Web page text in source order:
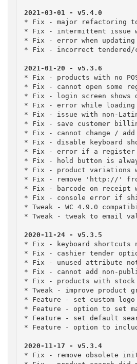
* Fix - major refactoring
* Fix - intermittent issue
* Fix - error when updating
* Fix - incorrect tendered/
* Fix - products with no
* Fix - cannot open some
* Fix - login screen shows
* Fix - error while loading
* Fix - issue with non-
* Fix - save customer
* Fix - cannot change /
* Fix - disable keyboard
* Fix - error if a register
* Fix - hold button is
* Fix - product variations
* Fix - remove 'http://'
* Fix - barcode on receipt
* Fix - console error if
* Tweak - WC 4.9.0
* Tweak - tweak to email
* Fix - keyboard shortcuts
* Fix - cashier tender
* Fix - unused attribute
* Fix - cannot add non-
* Fix - products with
* Tweak - improve product
* Feature - set custom
* Feature - option to set
* Feature - set default
* Feature - option to
* Fix - remove obsolete